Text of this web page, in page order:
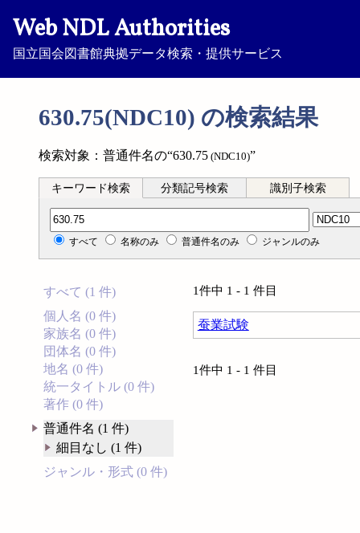
Web NDL Authorities
国立国会図書館典拠データ検索・提供サービス
630.75(NDC10) の検索結果
検索対象：普通件名の“630.75 (NDC10)”
キーワード検索 分類記号検索 識別子検索
分類記号検索
すべて 名称のみ 普通件名のみ ジャンルのみ
すべて (1 件)
個人名 (0 件)
家族名 (0 件)
団体名 (0 件)
地名 (0 件)
統一タイトル (0 件)
著作 (0 件)
普通件名 (1 件)
細目なし (1 件)
ジャンル・形式 (0 件)
1件中 1 - 1 件目
蚕業試験
1件中 1 - 1 件目